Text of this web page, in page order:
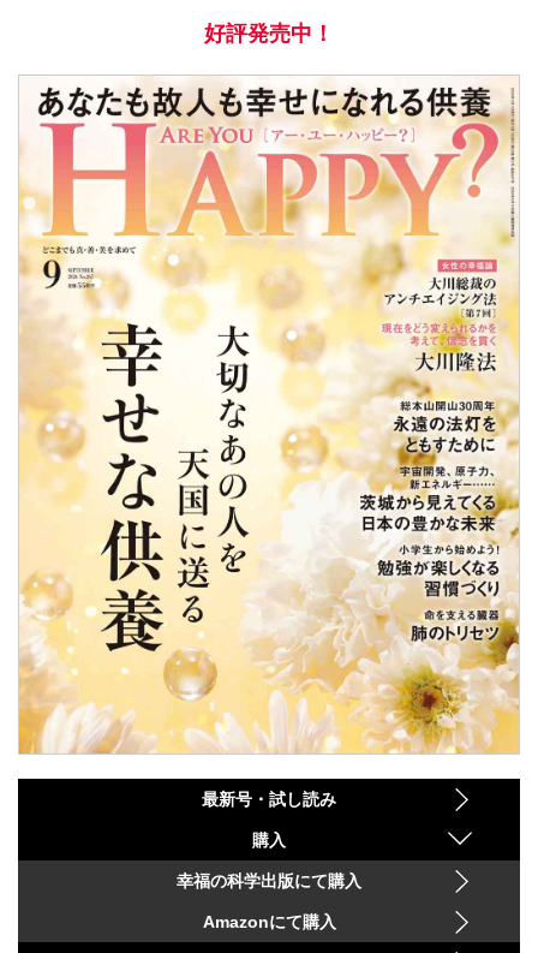
好評発売中！
最新号・試し読み
購入
幸福の科学出版にて購入
Amazonにて購入